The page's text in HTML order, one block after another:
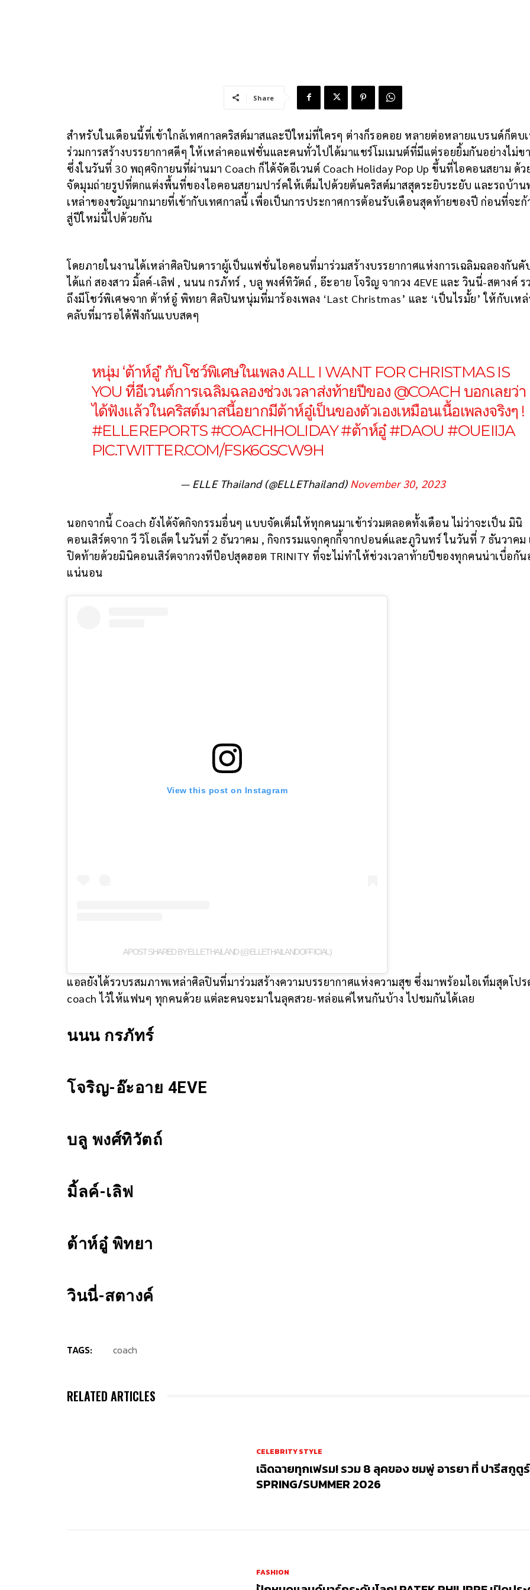
Share
สำหรับในเดือนนี้ที่เข้าใกล้เทศกาลคริสต์มาสและปีใหม่ที่ใครๆ ต่างก็รอคอย หลายต่อหลายแบรนด์ก็ตบเ
ร่วมการสร้างบรรยากาศดีๆ ให้เหล่าคอแฟชั่นและคนทั่วไปได้มาแชร์โมเมนต์ที่มีแต่รอยยิ้มกันอย่างไม่ข
ซึ่งในวันที่ 30 พฤศจิกายนที่ผ่านมา Coach ก็ได้จัดอีเวนต์ Coach Holiday Pop Up ขึ้นที่ไอคอนสยาม ด้ว
จัดมุมถ่ายรูปที่ตกแต่งพื้นที่ของไอคอนสยามปาร์คให้เต็มไปด้วยต้นคริสต์มาสสุดระยิบระยับ และรถบ้าน
เหล่าของขวัญมากมายที่เข้ากับเทศกาลนี้ เพื่อเป็นการประกาศการต้อนรับเดือนสุดท้ายของปี ก่อนที่จะก้
สู่ปีใหม่นี้ไปด้วยกัน
โดยภายในงานได้เหล่าศิลปินดาราผู้เป็นแฟชั่นไอคอนที่มาร่วมสร้างบรรยากาศแห่งการเฉลิมฉลองกันคั
ได้แก่ สองสาว มิ้ลค์-เลิฟ , นนน กรภัทร์ , บลู พงศ์ทิวัตถ์ , อ๊ะอาย โจริญ จากวง 4EVE และ วินนี่-สตางค์ ร
ถึงมีโชว์พิเศษจาก ต้าห์อู๋ พิทยา ศิลปินหนุ่มที่มาร้องเพลง ‘Last Christmas’ และ ‘เป็นไรมั้ย’ ให้กับเห
คลับที่มารอได้ฟังกันแบบสดๆ
หนุ่ม ‘ต้าห์อู๋’ กับโชว์พิเศษในเพลง ALL I WANT FOR CHRISTMAS IS
YOU ที่อีเวนต์การเฉลิมฉลองช่วงเวลาส่งท้ายปีของ @COACH บอกเลยว่า
ได้ฟังแล้วในคริสต์มาสนี้อยากมีต้าห์อู๋เป็นของตัวเองเหมือนเนื้อเพลงจริงๆ !
#ELLEREPORTS #COACHHOLIDAY#ต้าห์อู๋ #DAOU #OUEIIJA
PIC.TWITTER.COM/FSK6GSCW9H
— ELLE Thailand (@ELLEThailand) November 30, 2023
นอกจากนี้ Coach ยังได้จัดกิจกรรมอื่นๆ แบบจัดเต็มให้ทุกคนมาเข้าร่วมตลอดทั้งเดือน ไม่ว่าจะเป็น มินิ
คอนเสิร์ตจาก วี วิโอเล็ต ในวันที่ 2 ธันวาคม , กิจกรรมแจกคุกกี้จากปอนด์และภูวินทร์ ในวันที่ 7 ธันวาคม
ปิดท้ายด้วยมินิคอนเสิร์ตจากวงทีป๊อปสุดฮอต TRINITY ที่จะไม่ทำให้ช่วงเวลาท้ายปีของทุกคนน่าเบื่อกัน
แน่นอน
View this post on Instagram
A POST SHARED BY ELLE THAILAND (@ELLETHAILANDOFFICIAL)
แอลยังได้รวบรสมภาพเหล่าศิลปินที่มาร่วมสร้างความบรรยากาศแห่งความสุข ซึ่งมาพร้อมไอเท็มสุดโปร
coach ไว้ให้แฟนๆ ทุกคนด้วย แต่ละคนจะมาในลุคสวย-หล่อแค่ไหนกันบ้าง ไปชมกันได้เลย
นนน กรภัทร์
โจริญ-อ๊ะอาย 4EVE
บลู พงศ์ทิวัตถ์
มิ้ลค์-เลิฟ
ต้าห์อู๋ พิทยา
วินนี่-สตางค์
TAGS: coach
RELATED ARTICLES
CELEBRITY STYLE
เฉิดฉายทุกเฟรม! รวม 8 ลุคของ ชมพู่ อารยา ที่ ปารีสกูตู
SPRING/SUMMER 2026
FASHION